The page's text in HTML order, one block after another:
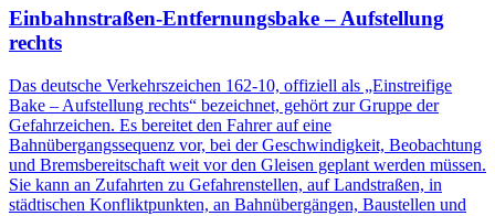
Einbahnstraßen-Entfernungsbake – Aufstellung
rechts
Das deutsche Verkehrszeichen 162-10, offiziell als „Einstreifige
Bake – Aufstellung rechts“ bezeichnet, gehört zur Gruppe der
Gefahrzeichen. Es bereitet den Fahrer auf eine
Bahnübergangssequenz vor, bei der Geschwindigkeit, Beobachtung
und Bremsbereitschaft weit vor den Gleisen geplant werden müssen.
Sie kann an Zufahrten zu Gefahrenstellen, auf Landstraßen, in
städtischen Konfliktpunkten, an Bahnübergängen, Baustellen und